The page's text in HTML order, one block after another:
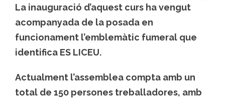
La inauguració d’aquest curs ha vengut
acompanyada de la posada en
funcionament l’emblemàtic fumeral que
identifica ES LICEU.
Actualment l’assemblea compta amb un
total de 150 persones treballadores, amb